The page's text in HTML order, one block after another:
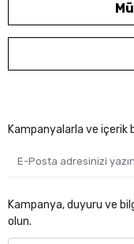
Kampanyalarla ve
Kampanya, duyuru ve
olun.